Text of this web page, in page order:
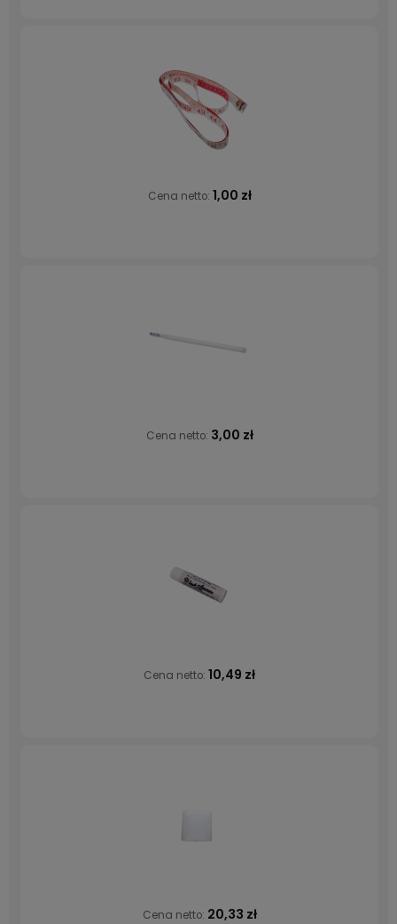
Cena netto: 1,00 zł
Cena netto: 3,00 zł
Cena netto: 10,49 zł
Cena netto: 20,33 zł